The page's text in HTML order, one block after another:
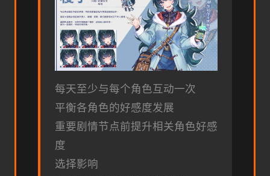
每天至少与每个角色互动一次
平衡各角色的好感度发展
重要剧情节点前提升相关角色好感
度
选择影响